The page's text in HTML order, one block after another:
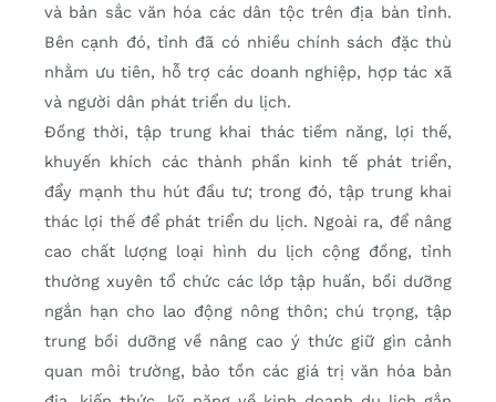
và bản sắc văn hóa các dân tộc trên địa bàn tỉnh.
Bên cạnh đó, tỉnh đã có nhiều chính sách đặc thù
nhằm ưu tiên, hỗ trợ các doanh nghiệp, hợp tác xã
và người dân phát triển du lịch.
Đồng thời, tập trung khai thác tiềm năng, lợi thế,
khuyến khích các thành phần kinh tế phát triển,
đẩy mạnh thu hút đầu tư; trong đó, tập trung khai
thác lợi thế để phát triển du lịch. Ngoài ra, để nâng
cao chất lượng loại hình du lịch cộng đồng, tỉnh
thường xuyên tổ chức các lớp tập huấn, bồi dưỡng
ngắn hạn cho lao động nông thôn; chú trọng, tập
trung bồi dưỡng về nâng cao ý thức giữ gìn cảnh
quan môi trường, bảo tồn các giá trị văn hóa bản